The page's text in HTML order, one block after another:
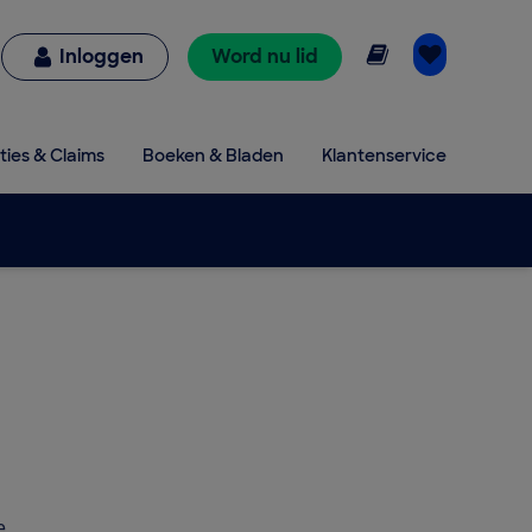
Inloggen Word nu lid Online lezen
& Claims Boeken & Bladen Klantenservice